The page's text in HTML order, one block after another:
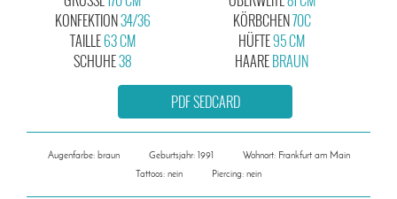
KONFEKTION34/36
KÖRBCHEN70C
TAILLE63 CM
SCHUHE38
HÜFTE95 CM
HAAREBRAUN
PDF SEDCARD
Augenfarbe: braun Geburtsjahr: 1991
Wohnort: Frankfurt am Main
Tattoos: nein
Piercing: nein